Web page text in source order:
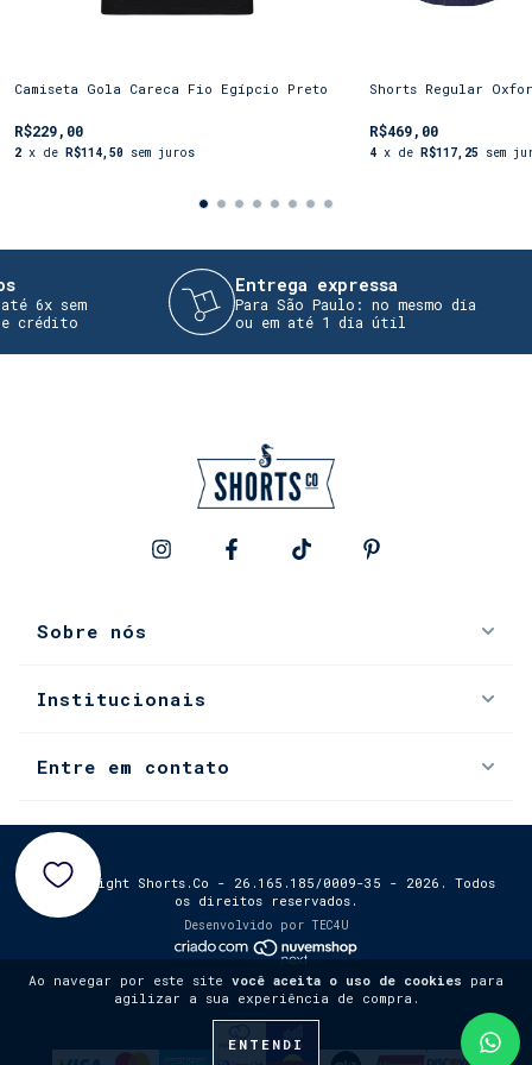
Ao navegar por este site você aceita o uso de cookies para
agilizar a sua experiência de compra.
ENTENDI
estiloShorts CO.
Camiseta Gola Careca Fio Egípcio Preto
R$229,00
2 x de R$114,50 sem juros
Shorts Regular
R$469,00
4 x de R$117,25 sem
6x sem
Entrega expressa
Para São Paulo: no mesmo dia
ou em até 1 dia útil
Sobre nós
Institucionais
Entre em contato
© Copyright Shorts.Co - 26.165.185/0009-35 - 2026. Todos
os direitos reservados.
Desenvolvido por TEC4U